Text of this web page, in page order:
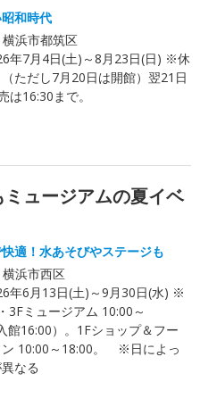
和時代
浜市都筑区
年7月4日(土)～8月23日(日) ※休
ただし7月20日は開館）翌21日
は16:30まで。
ュージアムの夏イベ
適！水あそびやステージも
浜市西区
年6月13日(土)～9月30日(水) ※
ミュージアム 10:00～
館16:00）。1Fショップ＆フー
ン 10:00～18:00。 ※日によっ
なる